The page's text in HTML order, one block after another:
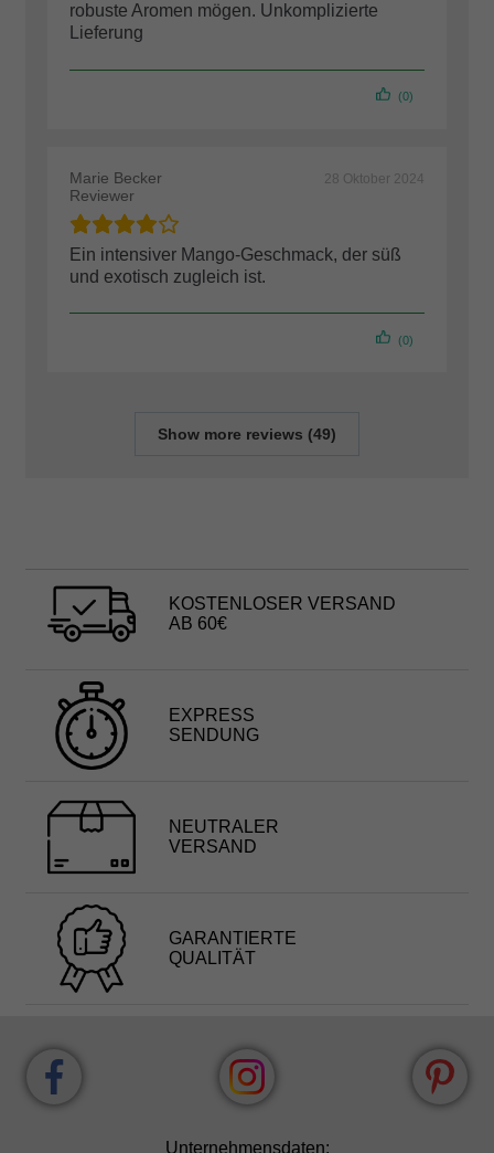
robuste Aromen mögen. Unkomplizierte
Lieferung
(0)
Marie Becker
Reviewer
28 Oktober 2024
Ein intensiver Mango-Geschmack, der süß
und exotisch zugleich ist.
(0)
Show more reviews (49)
KOSTENLOSER VERSAND
AB 60€
EXPRESS
SENDUNG
NEUTRALER
VERSAND
GARANTIERTE
QUALITÄT
Unternehmensdaten: